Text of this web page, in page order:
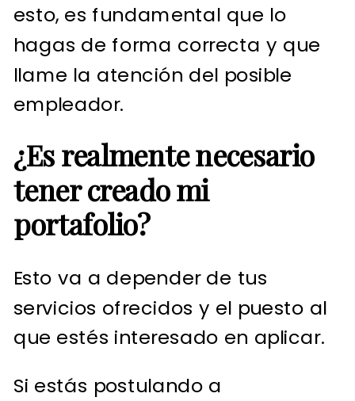
esto, es fundamental que lo
hagas de forma correcta y que
llame la atención del posible
empleador.
¿Es realmente necesario
tener creado mi
portafolio?
Esto va a depender de tus
servicios ofrecidos y el puesto al
que estés interesado en aplicar.
Si estás postulando a